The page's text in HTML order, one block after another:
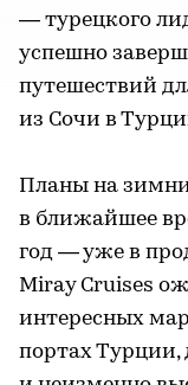
— турецкого
успешно
путешествий
из Сочи в
Планы на
в ближайшее
год — уже в
Miray Cruises
интересных
портах